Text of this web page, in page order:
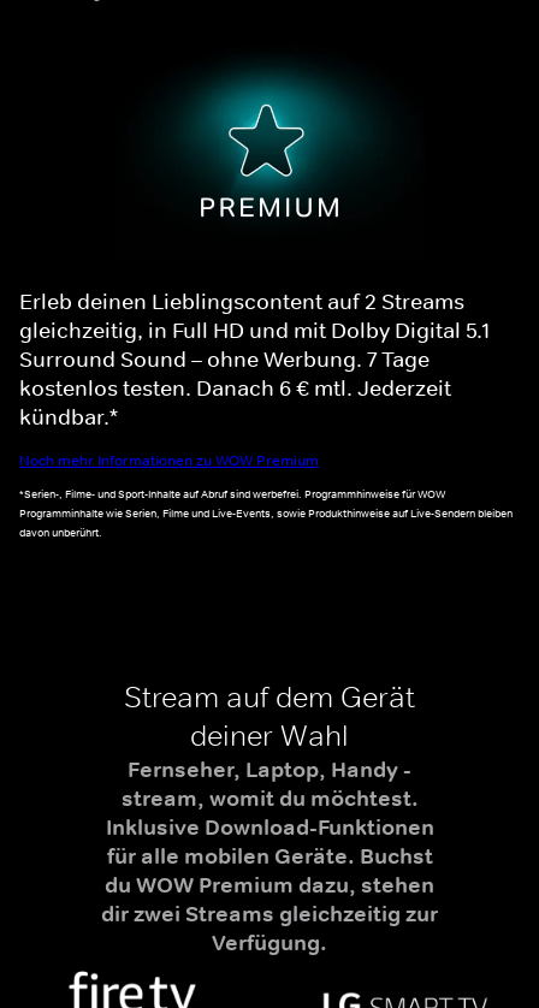
Erleb deinen Lieblingscontent auf 2 Streams
gleichzeitig, in Full HD und mit Dolby Digital 5.1
Surround Sound – ohne Werbung. 7 Tage
kostenlos testen. Danach 6 € mtl. Jederzeit
kündbar.*
Noch mehr Informationen zu WOW Premium
*Serien-, Filme- und Sport-Inhalte auf Abruf sind werbefrei. Programmhinweise für WOW
Programminhalte wie Serien, Filme und Live-Events, sowie Produkthinweise auf Live-Sendern bleiben
davon unberührt.
Stream auf dem Gerät
deiner Wahl
Fernseher, Laptop, Handy -
stream, womit du möchtest.
Inklusive Download-Funktionen
für alle mobilen Geräte. Buchst
du WOW Premium dazu, stehen
dir zwei Streams gleichzeitig zur
Verfügung.